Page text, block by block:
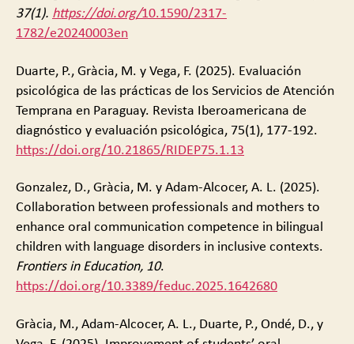
37(1). https://doi.org/10.1590/2317-
1782/e20240003en
Duarte, P., Gràcia, M. y Vega, F. (2025). Evaluación
psicológica de las prácticas de los Servicios de Atención
Temprana en Paraguay. Revista Iberoamericana de
diagnóstico y evaluación psicológica, 75(1), 177-192.
https://doi.org/10.21865/RIDEP75.1.13
Gonzalez, D., Gràcia, M. y Adam-Alcocer, A. L. (2025).
Collaboration between professionals and mothers to
enhance oral communication competence in bilingual
children with language disorders in inclusive contexts.
Frontiers in Education, 10.
https://doi.org/10.3389/feduc.2025.1642680
Gràcia, M., Adam-Alcocer, A. L., Duarte, P., Ondé, D., y